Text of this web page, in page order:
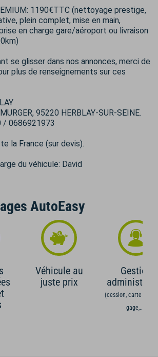
1190€TTC (nettoyage prestige,
plein complet, mise en main,
en charge gare/aéroport ou livraison
se glisser dans nos annonces, merci de
plus de renseignements sur ces
95220 HERBLAY-SUR-SEINE.
/ 0686921973
la France (sur devis).
du véhicule: David
AutoEasy
Véhicule au
juste prix
Gestion
(cession, carte grise,
gage,...)